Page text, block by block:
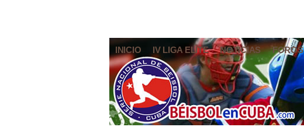
INICIO IV LIGA ELITE NOTICIAS FOROS